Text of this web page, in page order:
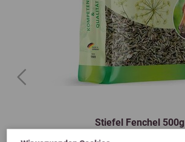
Stiefel Fenchel 500g
Previous